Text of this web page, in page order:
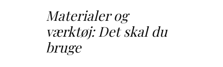
Materialer og
værktøj: Det skal du
bruge